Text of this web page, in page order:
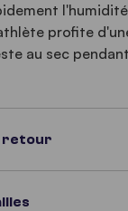
profite
au sec
retour